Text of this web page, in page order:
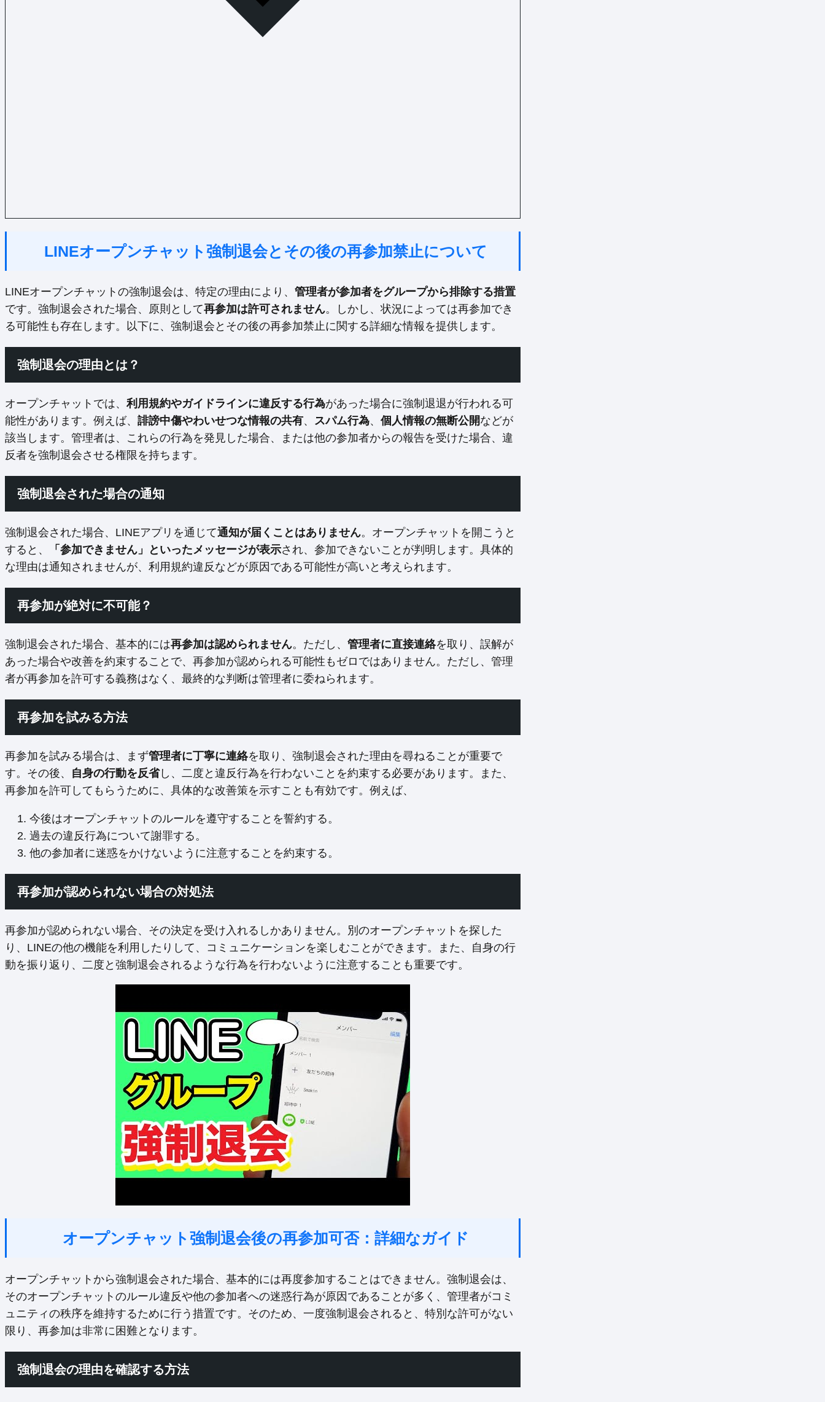
LINEオープンチャット強制退会とその後の再参加禁止について
LINEオープンチャットの強制退会は、特定の理由により、 管理者が参加者をグループから排除する措置
です。強制退会された場合、原則として再参加は許可されません。しかし、状況によっては再参加でき
る可能性も存在します。以下に、強制退会とその後の再参加禁止に関する詳細な情報を提供します。
強制退会の理由とは？
オープンチャットでは、 利用規約やガイドラインに違反する行為があった場合に強制退退が行われる可
能性があります。例えば、 誹謗中傷やわいせつな情報の共有、 スパム行為、 個人情報の無断公開などが
該当します。管理者は、これらの行為を発見した場合、または他の参加者からの報告を受けた場合、違
反者を強制退会させる権限を持ちます。
強制退会された場合の通知
強制退会された場合、LINEアプリを通じて通知が届くことはありません。オープンチャットを開こうと
すると、
「参加できません」といったメッセージが表示され、参加できないことが判明します。具体的
な理由は通知されませんが、利用規約違反などが原因である可能性が高いと考えられます。
再参加が絶対に不可能？
強制退会された場合、基本的には再参加は認められません。ただし、 管理者に直接連絡を取り、誤解が
あった場合や改善を約束することで、再参加が認められる可能性もゼロではありません。ただし、管理
者が再参加を許可する義務はなく、最終的な判断は管理者に委ねられます。
再参加を試みる方法
再参加を試みる場合は、まず管理者に丁寧に連絡を取り、強制退会された理由を尋ねることが重要で
す。その後、 自身の行動を反省し、二度と違反行為を行わないことを約束する必要があります。また、
再参加を許可してもらうために、具体的な改善策を示すことも有効です。例えば、
今後はオープンチャットのルールを遵守することを誓約する。
過去の違反行為について謝罪する。
他の参加者に迷惑をかけないように注意することを約束する。
再参加が認められない場合の対処法
再参加が認められない場合、その決定を受け入れるしかありません。別のオープンチャットを探した
り、LINEの他の機能を利用したりして、コミュニケーションを楽しむことができます。また、自身の行
動を振り返り、二度と強制退会されるような行為を行わないように注意することも重要です。
オープンチャット強制退会後の再参加可否：詳細なガイド
オープンチャットから強制退会された場合、基本的には再度参加することはできません。強制退会は、
そのオープンチャットのルール違反や他の参加者への迷惑行為が原因であることが多く、管理者がコミ
ュニティの秩序を維持するために行う措置です。そのため、一度強制退会されると、特別な許可がない
限り、再参加は非常に困難となります。
強制退会の理由を確認する方法